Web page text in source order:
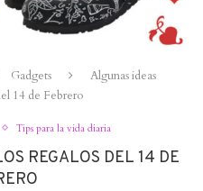
Gadgets
Algunas ideas
14 de Febrero
Tips para la vida diaria
REGALOS DEL 14 DE